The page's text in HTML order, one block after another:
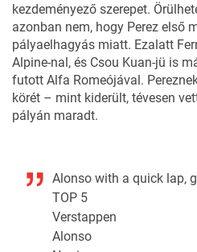
kezdeményező szerepet.
azonban nem, hogy Perez első
pályaelhagyás miatt. Ezalatt
Alpine-nal, és Csou Kuan-jü is
futott Alfa Romeójával.
körét – mint kiderült, tévesen
pályán maradt.
Alonso with a quick lap,
TOP 5
Verstappen
Alonso